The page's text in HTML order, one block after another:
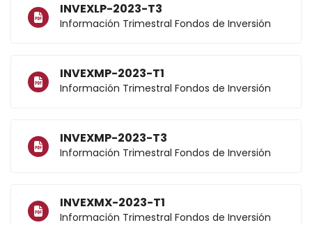
INVEXLP-2023-T3
Información Trimestral Fondos de Inversión
INVEXMP-2023-T1
Información Trimestral Fondos de Inversión
INVEXMP-2023-T3
Información Trimestral Fondos de Inversión
INVEXMX-2023-T1
Información Trimestral Fondos de Inversión